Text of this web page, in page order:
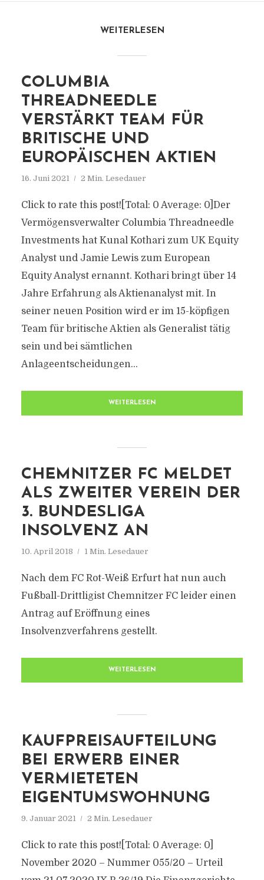
WEITERLESEN
COLUMBIA
THREADNEEDLE
VERSTÄRKT TEAM FÜR
BRITISCHE UND
EUROPÄISCHEN AKTIEN
16. Juni 2021 2 Min. Lesedauer
Click to rate this post![Total: 0 Average: 0]Der
Vermögensverwalter Columbia Threadneedle
Investments hat Kunal Kothari zum UK Equity
Analyst und Jamie Lewis zum European
Equity Analyst ernannt. Kothari bringt über 14
Jahre Erfahrung als Aktienanalyst mit. In
seiner neuen Position wird er im 15-köpfigen
Team für britische Aktien als Generalist tätig
sein und bei sämtlichen
Anlageentscheidungen...
WEITERLESEN
CHEMNITZER FC MELDET
ALS ZWEITER VEREIN DER
3. BUNDESLIGA
INSOLVENZ AN
10. April 2018 1 Min. Lesedauer
Nach dem FC Rot-Weiß Erfurt hat nun auch
Fußball-Drittligist Chemnitzer FC leider einen
Antrag auf Eröffnung eines
Insolvenzverfahrens gestellt.
WEITERLESEN
KAUFPREISAUFTEILUNG
BEI ERWERB EINER
VERMIETETEN
EIGENTUMSWOHNUNG
9. Januar 2021 2 Min. Lesedauer
Click to rate this post![Total: 0 Average: 0]
November 2020 – Nummer 055/20 – Urteil